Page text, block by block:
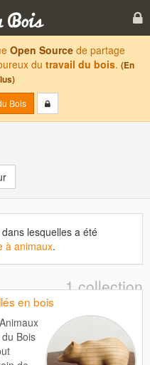
Open Sourcede partage
du travail du bois. (En
Bois
dans lesquelles a été
à animaux.
1 collection
en bois
Bois